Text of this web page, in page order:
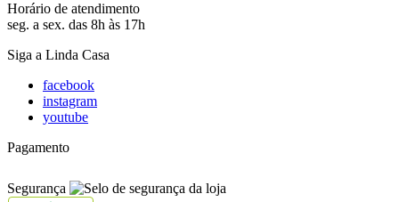
Horário de atendimento
seg. a sex. das 8h às 17h
Siga a Linda Casa
facebook
instagram
youtube
Pagamento
Segurança